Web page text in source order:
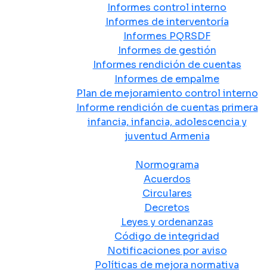
Informes control interno
Informes de interventoría
Informes PQRSDF
Informes de gestión
Informes rendición de cuentas
Informes de empalme
Plan de mejoramiento control interno
Informe rendición de cuentas primera
infancia, infancia, adolescencia y
juventud Armenia
Normograma
Acuerdos
Circulares
Decretos
Leyes y ordenanzas
Código de integridad
Notificaciones por aviso
Políticas de mejora normativa